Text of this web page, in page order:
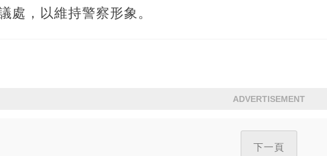
處，以維持警察形象。
ADVERTISEMENT
下一頁